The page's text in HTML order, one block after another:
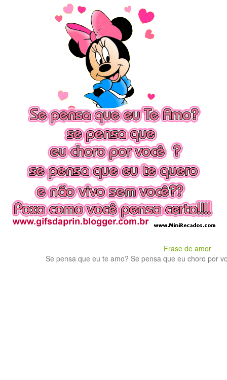
Frase de amor
Se pensa que eu te amo? Se pensa que eu choro por